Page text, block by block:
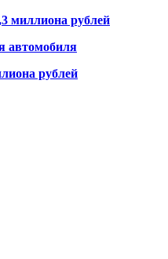
миллиона рублей
автомобиля
рублей